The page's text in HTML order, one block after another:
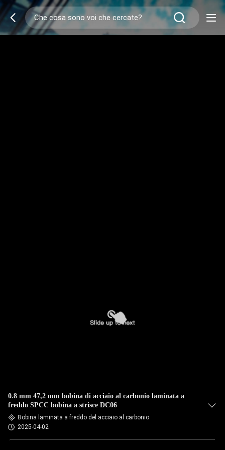
0.8 mm 47,2 mm bobina di acciaio al carbonio laminata a
freddo SPCC bobina a strisce DC06
Bobina laminata a freddo del acciaio al carbonio
2025-04-02